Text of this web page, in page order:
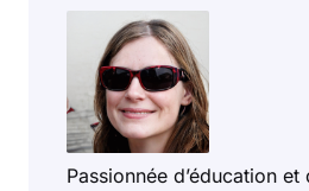
Passionnée d’éducation et